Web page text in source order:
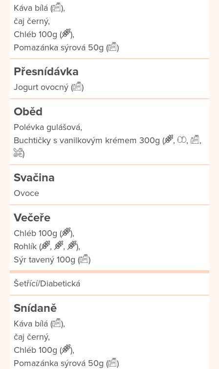
Káva bílá (
),
čaj černý,
Chléb 100g (
),
Pomazánka sýrová 50g (
)
Přesnídávka
Jogurt ovocný ( )
Oběd
Polévka gulášová,
Buchtičky s vanilkovým krémem 300g (
, ,
,
)
Svačina
Ovoce
Večeře
Chléb 100g (
),
Rohlík (
, ,
),
Sýr tavený 100g (
)
Šetřící/Diabetická
Snídaně
Káva bílá (
),
čaj černý,
Chléb 100g (
),
Pomazánka sýrová 50g (
)